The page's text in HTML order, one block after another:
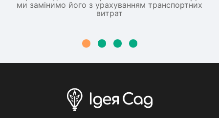
ми замінимо його з урахуванням транспортних
витрат